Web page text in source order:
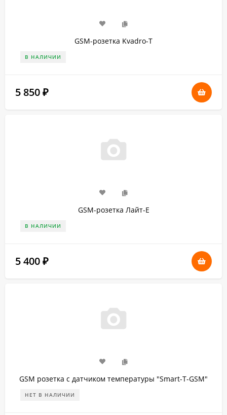
GSM-розетка Kvadro-Т
В НАЛИЧИИ
5 850 ₽
GSM-розетка Лайт-Е
В НАЛИЧИИ
5 400 ₽
GSM розетка с датчиком температуры "Smart-T-GSM"
НЕТ В НАЛИЧИИ